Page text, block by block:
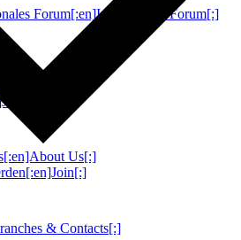
Forum[:en]International Forum[:]
Us[:]
& Contacts[:]